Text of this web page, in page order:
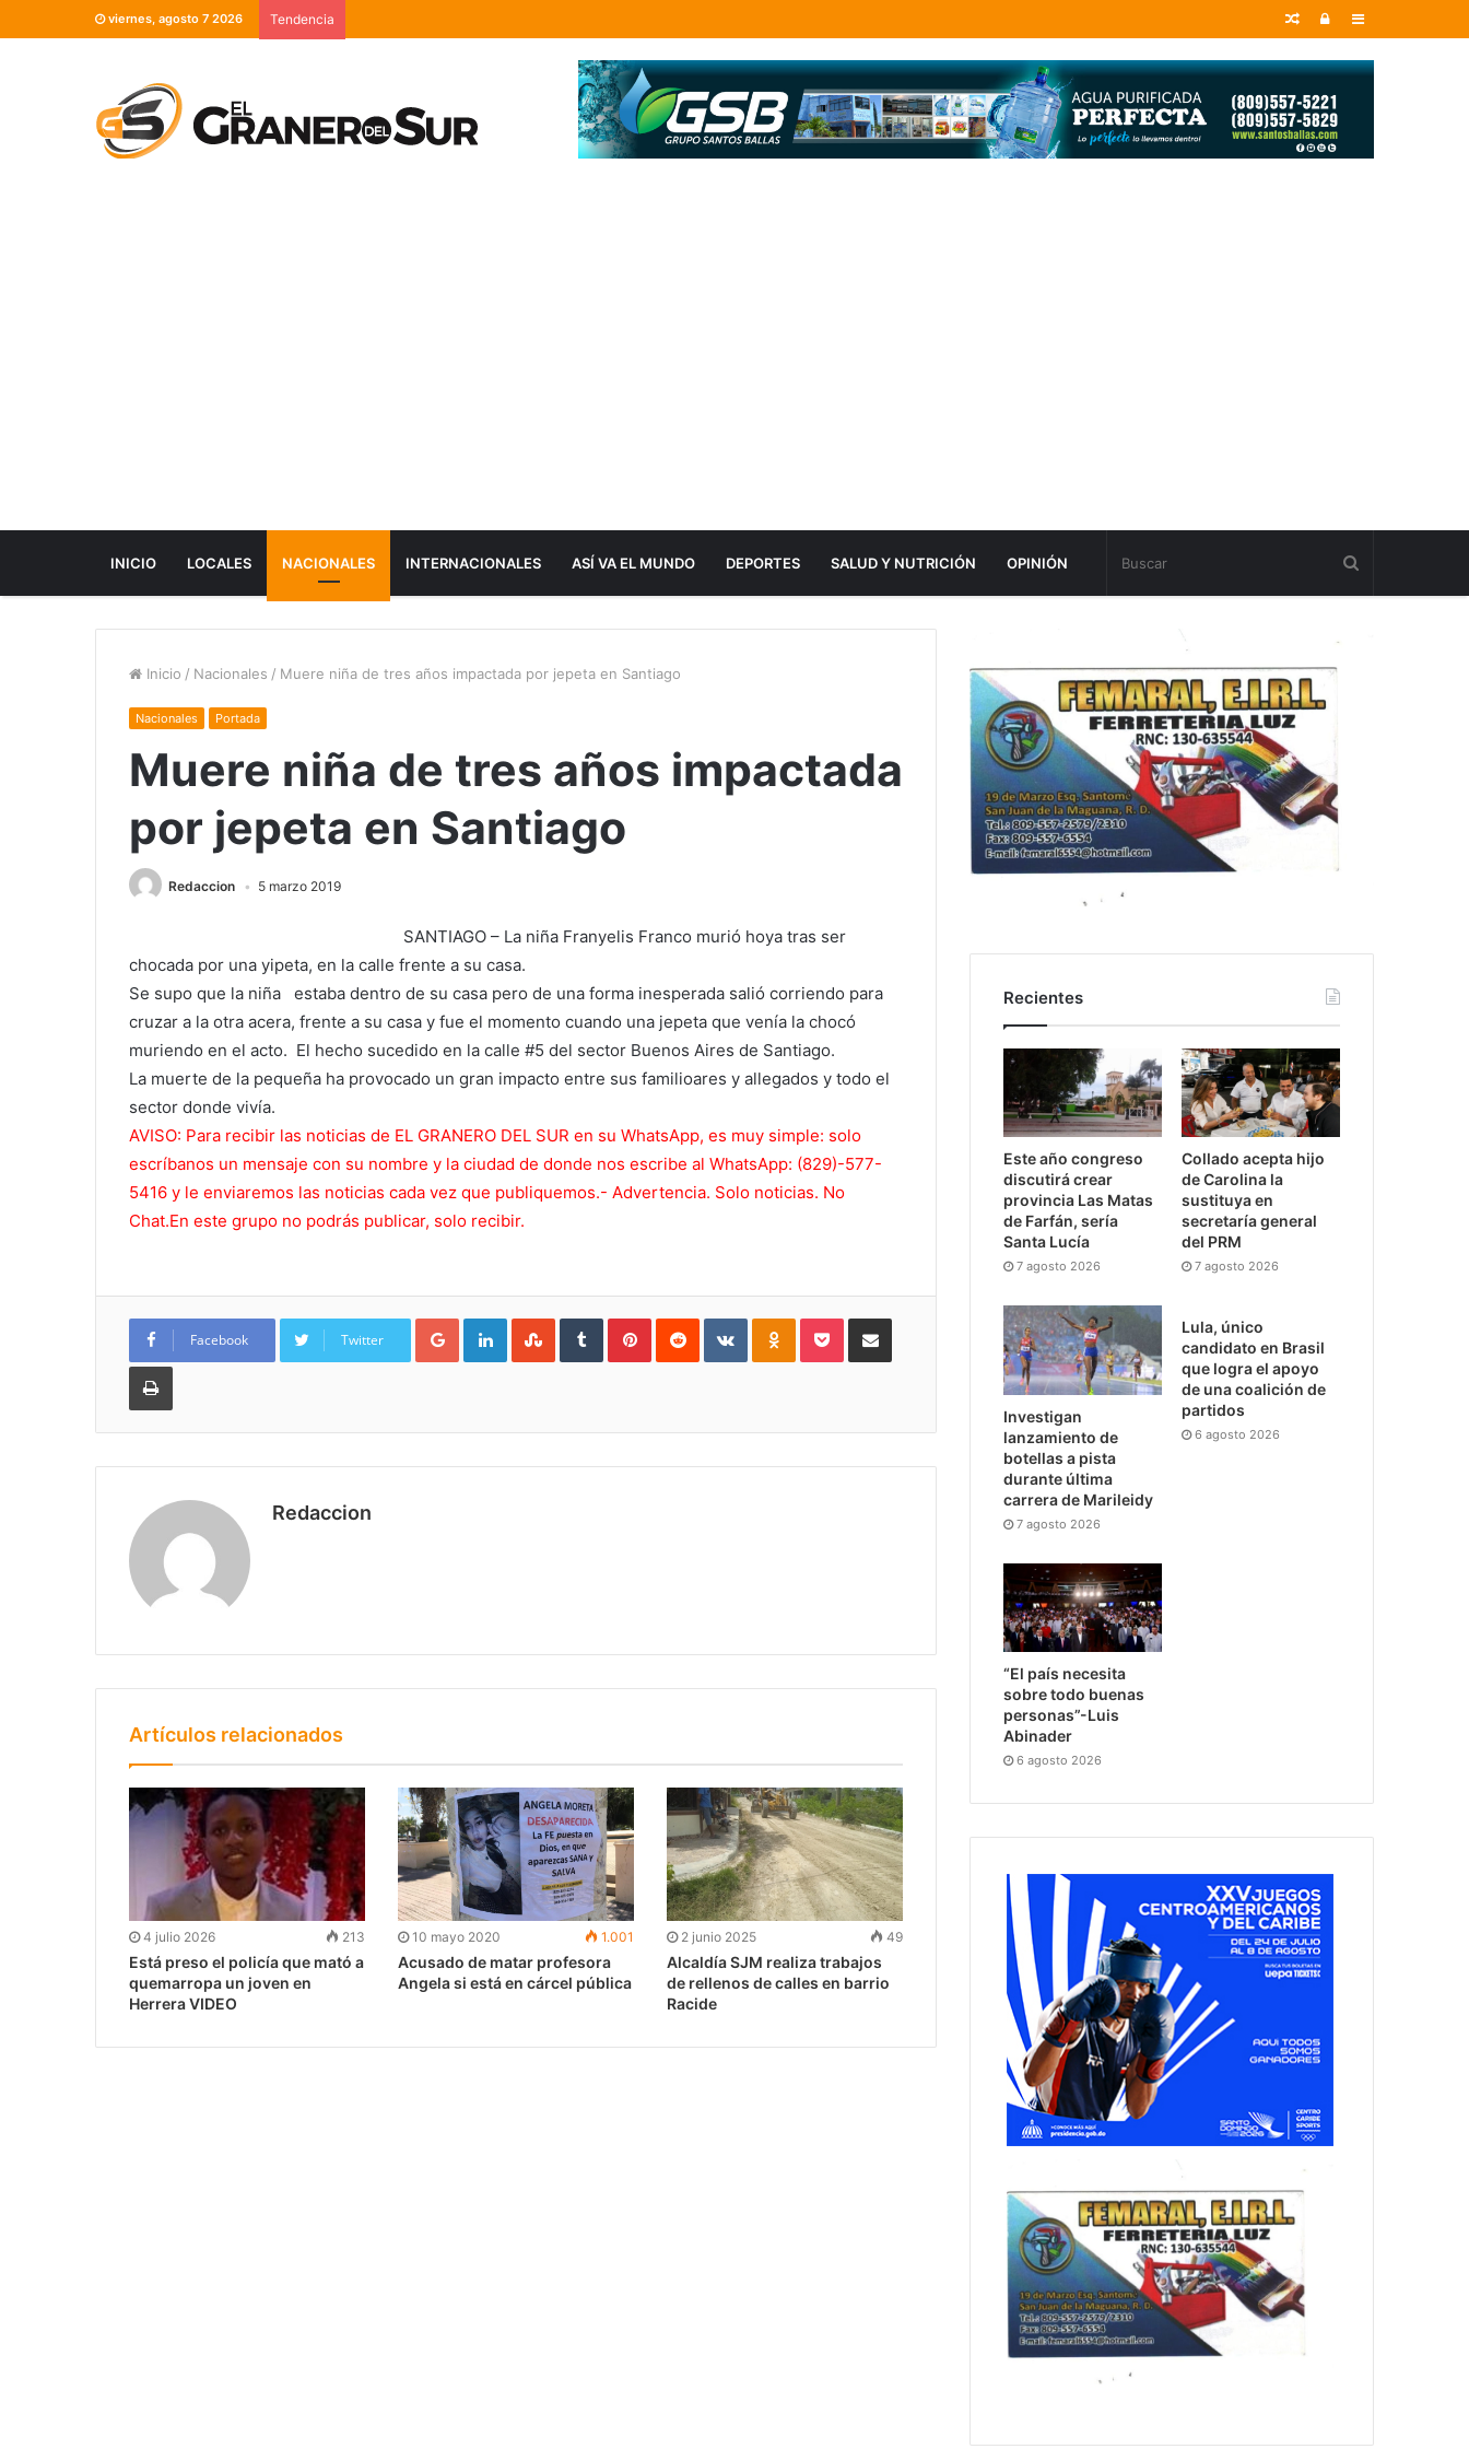
viernes, agosto 7 2026 Tendencia Sidebar
Entrar
Random
INICIO LOCALES NACIONALES INTERNACIONALES ASÍ VA EL MUNDO DEPORTES SALUD Y NUTRICIÓN OPINIÓN
Inicio / Nacionales / Muere niña de tres años impactada por jepeta en Santiago
Nacionales Portada
Muere niña de tres años impactada
por jepeta en Santiago
Redaccion 5 marzo 2019
SANTIAGO – La niña Franyelis Franco murió hoya tras ser
chocada por una yipeta, en la calle frente a su casa.
Se supo que la niña estaba dentro de su casa pero de una forma inesperada salió corriendo para
cruzar a la otra acera, frente a su casa y fue el momento cuando una jepeta que venía la chocó
muriendo en el acto. El hecho sucedido en la calle #5 del sector Buenos Aires de Santiago.
La muerte de la pequeña ha provocado un gran impacto entre sus familioares y allegados y todo el
sector donde vivía.
AVISO: Para recibir las noticias de EL GRANERO DEL SUR en su WhatsApp, es muy simple: solo
escríbanos un mensaje con su nombre y la ciudad de donde nos escribe al WhatsApp: (829)-577-
5416 y le enviaremos las noticias cada vez que publiquemos.- Advertencia. Solo noticias. No
Chat.En este grupo no podrás publicar, solo recibir.
Facebook Twitter
Google+LinkedInStumbleUpon
TumblrPinterestReddit VKontakteOdnoklassniki
PocketCompartir por Correo
Imprimir
Redaccion
Artículos relacionados
4 julio 2026 213
Está preso el policía que mató a
quemarropa un joven en
Herrera VIDEO
10 mayo 2020 1.001
Acusado de matar profesora
Angela si está en cárcel pública
2 junio 2025 49
Alcaldía SJM realiza trabajos
de rellenos de calles en barrio
Racide
Recientes
Este año congreso
discutirá crear
provincia Las Matas
de Farfán, sería
Santa Lucía
7 agosto 2026
Collado acepta hijo
de Carolina la
sustituya en
secretaría general
del PRM
7 agosto 2026
Investigan
lanzamiento de
botellas a pista
durante última
carrera de Marileidy
7 agosto 2026
Lula, único
candidato en Brasil
que logra el apoyo
de una coalición de
partidos
6 agosto 2026
“El país necesita
sobre todo buenas
personas”-Luis
Abinader
6 agosto 2026